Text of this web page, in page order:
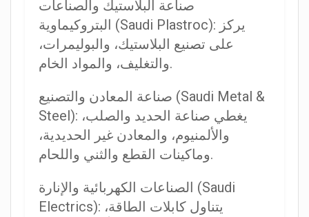
صناعة البلاستيك والصناعات
البتروكيماوية (Saudi Plastroc): يركز
على تصنيع البلاستيك، والبوليمرات،
والتغليف، والمواد الخام.
صناعة المعادن والتصنيع (Saudi Metal &
Steel): يغطي صناعة الحديد والصلب،
والألمنيوم، والمعادن غير الحديدية،
وماكينات القطع والثني واللحام.
الصناعات الكهربائية والإنارة (Saudi
Electrics): يتناول كابلات الطاقة،